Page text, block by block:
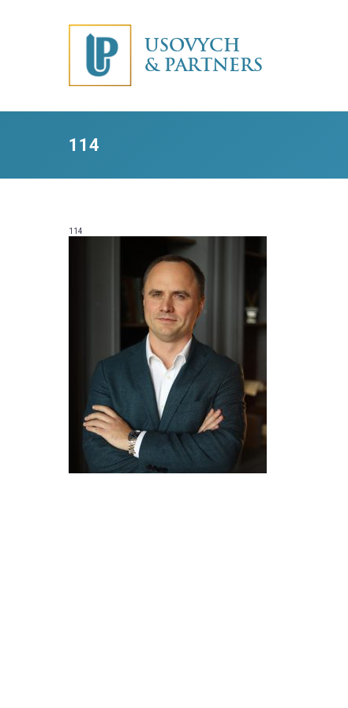
USOVYCH
& PARTNERS
114
114